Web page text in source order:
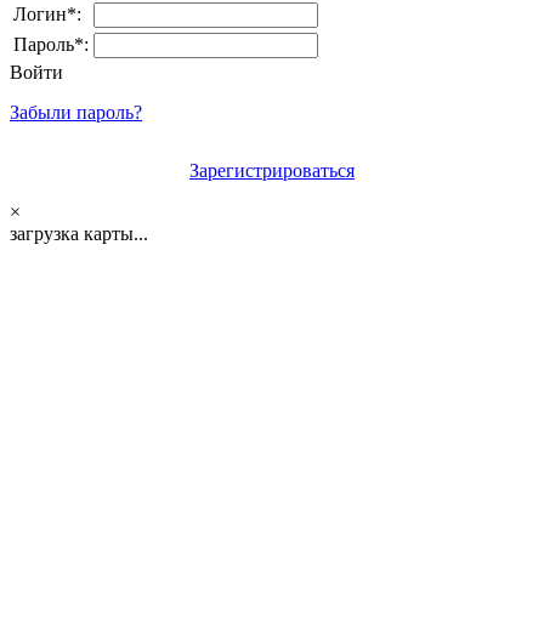
Логин*:
Пароль*:
Войти
Забыли пароль?
Зарегистрироваться
×
загрузка карты...